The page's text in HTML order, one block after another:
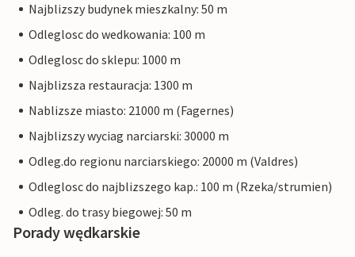
Najblizszy budynek mieszkalny: 50 m
Odleglosc do wedkowania: 100 m
Odleglosc do sklepu: 1000 m
Najblizsza restauracja: 1300 m
Nablizsze miasto: 21000 m (Fagernes)
Najblizszy wyciag narciarski: 30000 m
Odleg.do regionu narciarskiego: 20000 m (Valdres)
Odleglosc do najblizszego kap.: 100 m (Rzeka/strumien)
Odleg. do trasy biegowej: 50 m
Porady wędkarskie